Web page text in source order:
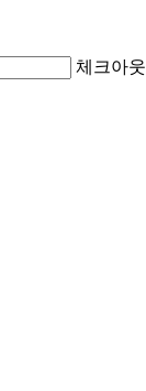
체크아